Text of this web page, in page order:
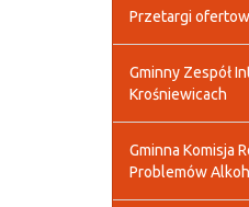
Przetargi
Gminny Zespół
Krośniewicach
Gminna Komisja
Problemów